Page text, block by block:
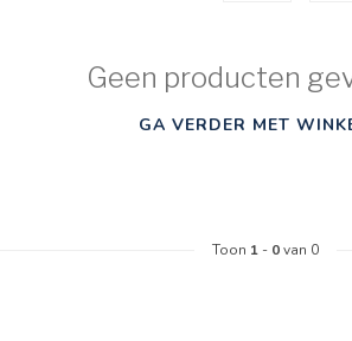
Geen producten
GA VERDER MET
Toon 1 - 0van 0